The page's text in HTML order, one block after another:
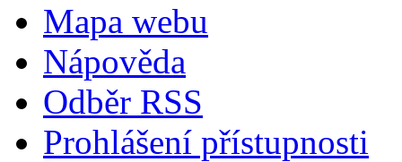
Mapa webu
Nápověda
Odběr RSS
Prohlášení přístupnosti